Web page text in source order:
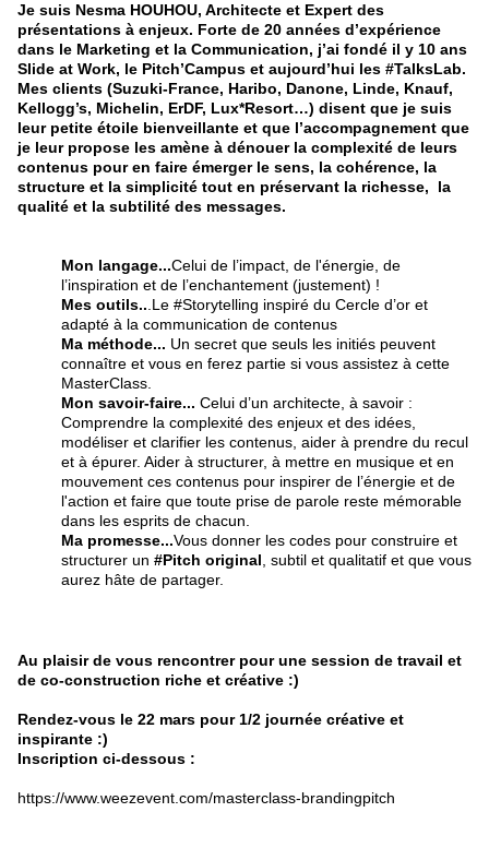
Je suis Nesma HOUHOU, Architecte et Expert des
présentations à enjeux. Forte de 20 années d’expérience
dans le Marketing et la Communication, j’ai fondé il y 10 ans
Slide at Work, le Pitch’Campus et aujourd’hui les #TalksLab.
Mes clients (Suzuki-France, Haribo, Danone, Linde, Knauf,
Kellogg’s, Michelin, ErDF, Lux*Resort…) disent que je suis
leur petite étoile bienveillante et que l’accompagnement que
je leur propose les amène à dénouer la complexité de leurs
contenus pour en faire émerger le sens, la cohérence, la
structure et la simplicité tout en préservant la richesse, la
qualité et la subtilité des messages.
Mon langage...Celui de l’impact, de l'énergie, de
l’inspiration et de l’enchantement (justement) !
Mes outils.. .Le #Storytelling inspiré du Cercle d’or et
adapté à la communication de contenus
Ma méthode... Un secret que seuls les initiés peuvent
connaître et vous en ferez partie si vous assistez à cette
MasterClass.
Mon savoir-faire... Celui d’un architecte, à savoir :
Comprendre la complexité des enjeux et des idées,
modéliser et clarifier les contenus, aider à prendre du recul
et à épurer. Aider à structurer, à mettre en musique et en
mouvement ces contenus pour inspirer de l’énergie et de
l'action et faire que toute prise de parole reste mémorable
dans les esprits de chacun.
Ma promesse...Vous donner les codes pour construire et
structurer un #Pitch original , subtil et qualitatif et que vous
aurez hâte de partager.
Au plaisir de vous rencontrer pour une session de travail et
de co-construction riche et créative :)
​Rendez-vous le 22 mars pour 1/2 journée créative et
inspirante :)
​Inscription ci-dessous :
https://www.weezevent.com/masterclass-brandingpitch